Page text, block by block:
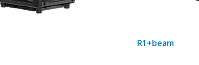
R1+beam